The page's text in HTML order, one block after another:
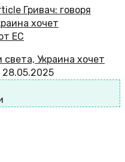
света, Украина хочет
28.05.2025